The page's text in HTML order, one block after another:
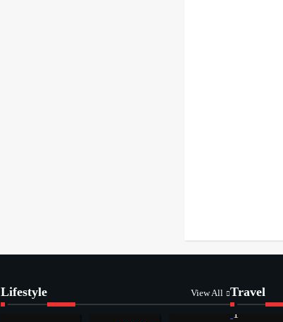
Lifestyle View All Travel
1